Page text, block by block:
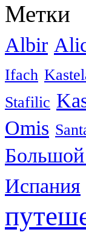
Метки
Albir
Ifach
Stafilic
Omis
Испания